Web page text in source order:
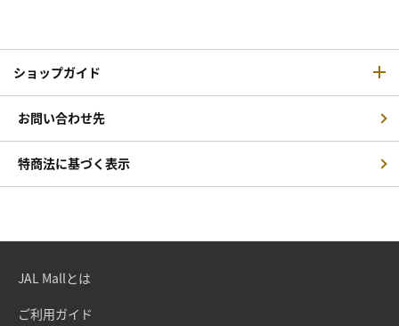
ショップガイド
お問い合わせ先
特商法に基づく表示
JAL Mallとは
ご利用ガイド